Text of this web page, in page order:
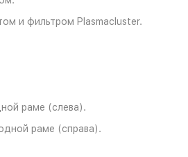
и фильтром Plasmacluster.
раме (слева).
раме (справа).